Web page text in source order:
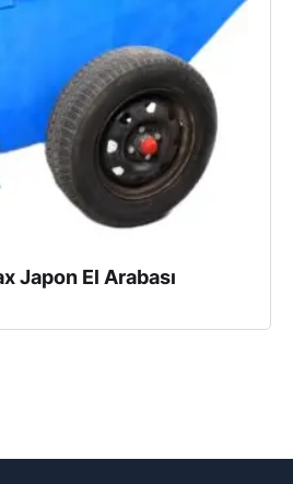
Japon El Arabası